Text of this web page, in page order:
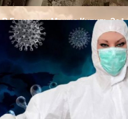
Германии Можно Купить За 1
Стать Его Обладателем,
Выполнить Это Условие